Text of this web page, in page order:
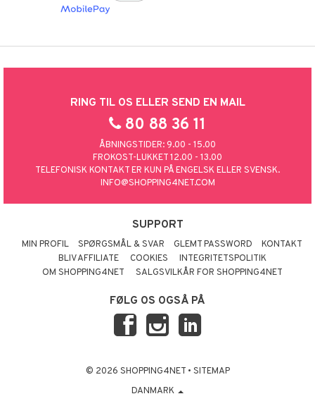
RING TIL OS ELLER SEND EN MAIL
80 88 36 11
ÅBNINGSTIDER: 9.00 - 15.00
FROKOST-LUKKET 12.00 - 13.00
TELEFONISK KONTAKT ER KUN PÅ ENGELSK ELLER SVENSK.
INFO@SHOPPING4NET.COM
SUPPORT
MIN PROFIL SPØRGSMÅL & SVAR GLEMT PASSWORD
KONTAKT
BLIV AFFILIATE
COOKIES
INTEGRITETSPOLITIK
OM SHOPPING4NET
SALGSVILKÅR FOR SHOPPING4NET
FØLG OS OGSÅ PÅ
© 2026 SHOPPING4NET • SITEMAP
DANMARK